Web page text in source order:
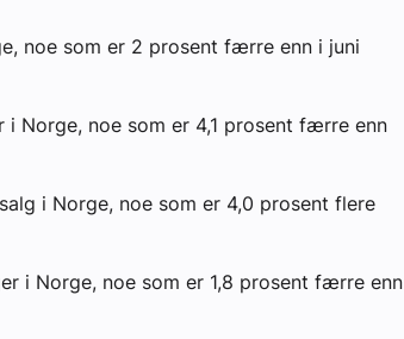
noe som er 2 prosent færre enn i juni
Norge, noe som er 4,1 prosent færre enn
i Norge, noe som er 4,0 prosent flere
i Norge, noe som er 1,8 prosent færre enn